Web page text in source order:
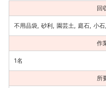
回
不用品袋 砂利 園芸土 庭石 小石
作
1名
所